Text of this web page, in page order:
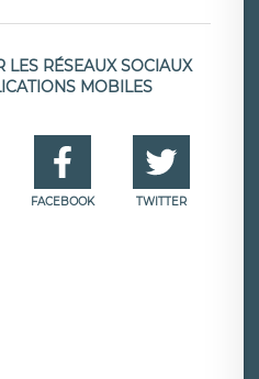
LES RÉSEAUX SOCIAUX
MOBILES
FACEBOOK TWITTER